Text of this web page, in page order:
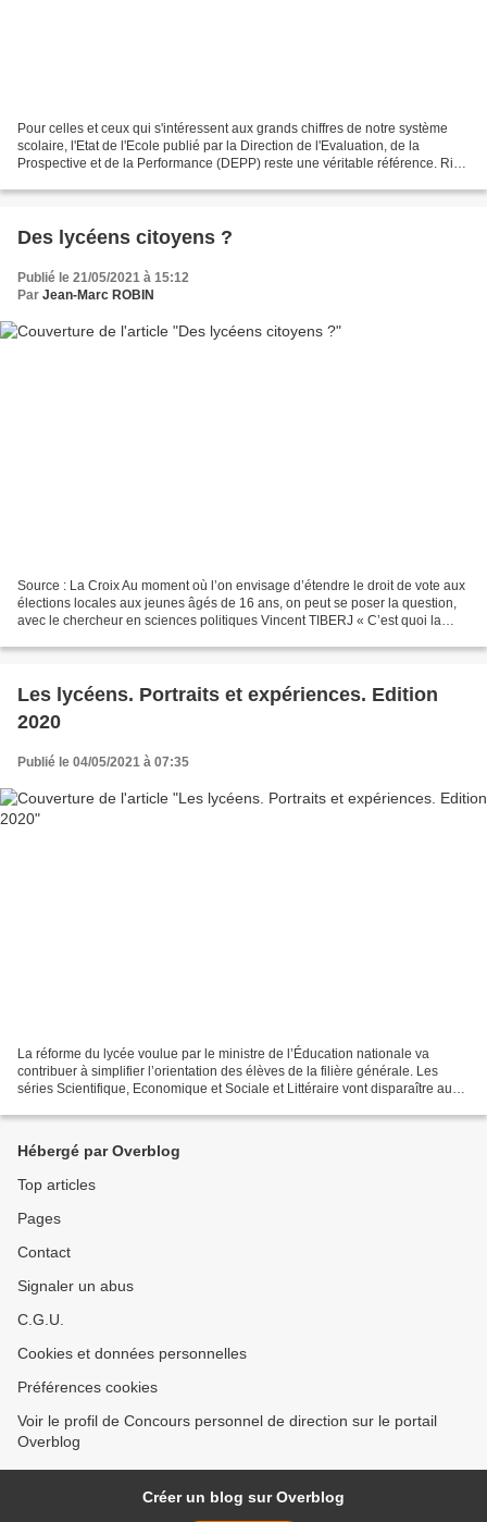
Pour celles et ceux qui s'intéressent aux grands chiffres de notre système
scolaire, l'Etat de l'Ecole publié par la Direction de l'Evaluation, de la
Prospective et de la Performance (DEPP) reste une véritable référence. Rien
Des lycéens citoyens ?
Publié le 21/05/2021 à 15:12
Par Jean-Marc ROBIN
Source : La Croix Au moment où l’on envisage d’étendre le droit de vote aux
élections locales aux jeunes âgés de 16 ans, on peut se poser la question,
avec le chercheur en sciences politiques Vincent TIBERJ « C’est quoi la
Les lycéens. Portraits et expériences. Edition
2020
Publié le 04/05/2021 à 07:35
La réforme du lycée voulue par le ministre de l’Éducation nationale va
contribuer à simplifier l’orientation des élèves de la filière générale. Les
séries Scientifique, Economique et Sociale et Littéraire vont disparaître au
Hébergé par Overblog
Top articles
Pages
Contact
Signaler un abus
C.G.U.
Cookies et données personnelles
Préférences cookies
Voir le profil de Concours personnel de direction sur le portail
Overblog
Créer un blog sur Overblog